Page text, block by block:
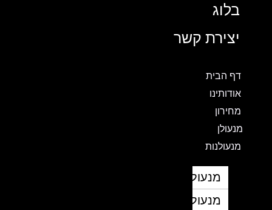
בלוג
יצירת קשר
דף הבית
אודותינו
מחירון
מנעולן
מנעולנות
מנעולן
מנעולן